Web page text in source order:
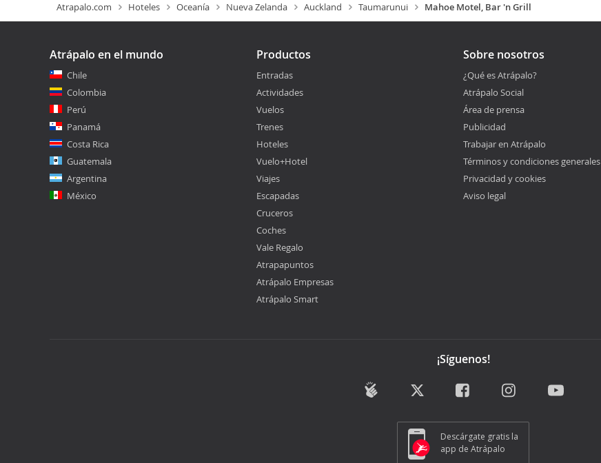
Atrapalo.com Hoteles Oceanía Nueva Zelanda Auckland Taumarunui Mahoe Motel, Bar 'n Grill
Atrápalo en el mundo
Chile
Colombia
Perú
Panamá
Costa Rica
Guatemala
Argentina
México
Productos
Entradas
Actividades
Vuelos
Trenes
Hoteles
Vuelo+Hotel
Viajes
Escapadas
Cruceros
Coches
Vale Regalo
Atrapapuntos
Atrápalo Empresas
Atrápalo Smart
Sobre nosotros
¿Qué es Atrápalo?
Atrápalo Social
Área de prensa
Publicidad
Trabajar en Atrápalo
Términos y condiciones generales
Privacidad y cookies
Aviso legal
¡Síguenos!
Descárgate gratis la
app de Atrápalo